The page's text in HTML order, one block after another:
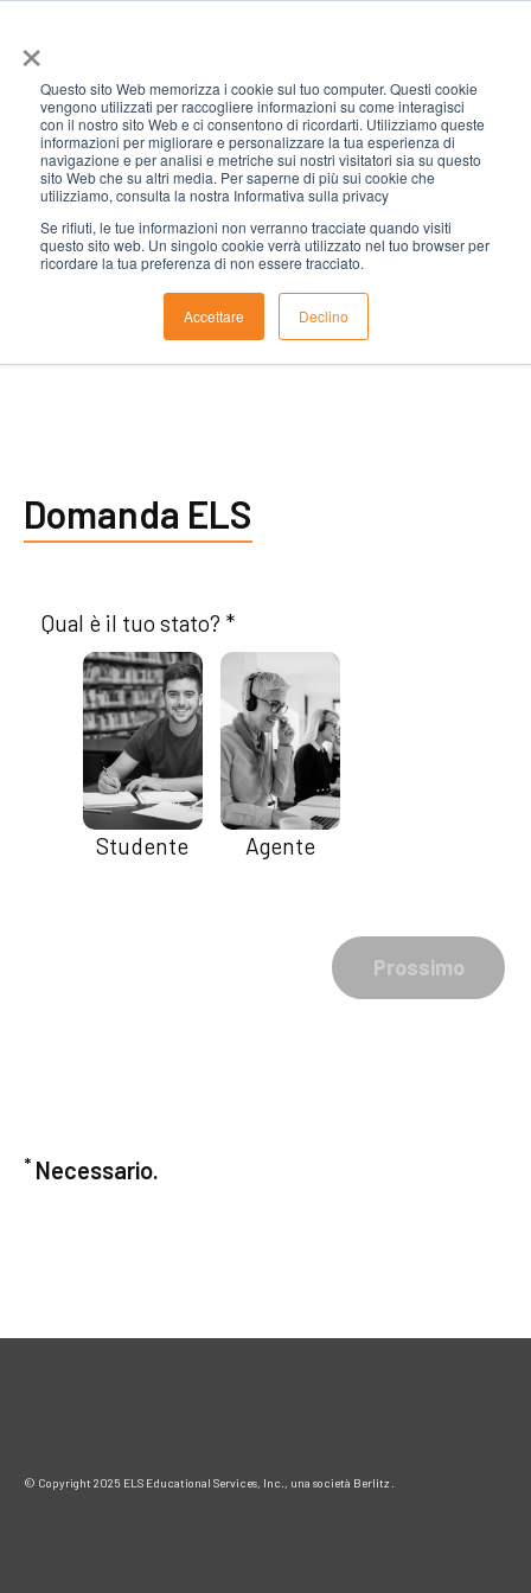
×
Questo sito Web memorizza i cookie sul tuo computer. Questi cookie
vengono utilizzati per raccogliere informazioni su come interagisci
con il nostro sito Web e ci consentono di ricordarti. Utilizziamo queste
informazioni per migliorare e personalizzare la tua esperienza di
navigazione e per analisi e metriche sui nostri visitatori sia su questo
sito Web che su altri media. Per saperne di più sui cookie che
utilizziamo, consulta la nostra Informativa sulla privacy
Se rifiuti, le tue informazioni non verranno tracciate quando visiti
questo sito web. Un singolo cookie verrà utilizzato nel tuo browser per
ricordare la tua preferenza di non essere tracciato.
Accettare Declino
Domanda ELS
Qual è il tuo stato? *
Studente Agente
Prossimo
* Necessario.
© Copyright 2025 ELS Educational Services, Inc., una società Berlitz